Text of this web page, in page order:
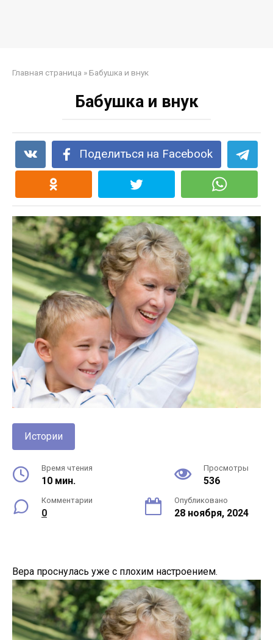
Главная страница »Бабушка и внук
Бабушка и внук
Поделиться на Facebook
Истории
Время чтения
10 мин.
Просмотры
536
Комментарии
0
Опубликовано
28 ноября, 2024
Вера проснулась уже с плохим настроением.